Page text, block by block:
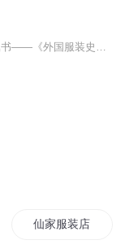
仙家服装店